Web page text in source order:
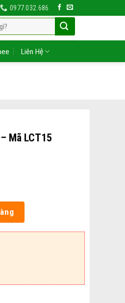
0977.032.686
Liên Hệ
Mã LCT15
số lượng